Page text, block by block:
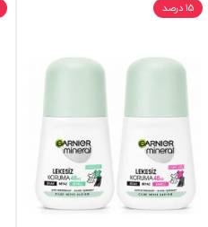
۱۵ درصد